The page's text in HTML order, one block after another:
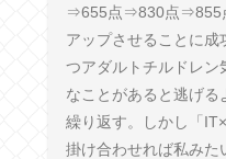
⇒655点⇒830点⇒855
アップさせることに成
つアダルトチルドレン
なことがあると逃げ
繰り返す。しかし「
掛け合わせれば私みた